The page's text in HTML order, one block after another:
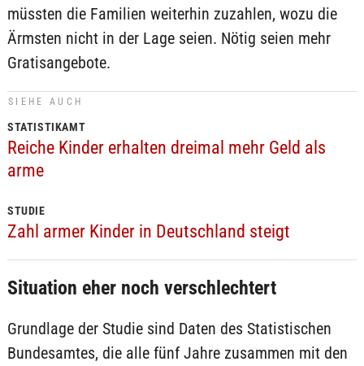
müssten die Familien weiterhin zuzahlen, wozu die
Ärmsten nicht in der Lage seien. Nötig seien mehr
Gratisangebote.
SIEHE AUCH
STATISTIKAMT
Reiche Kinder erhalten dreimal mehr Geld als
arme
STUDIE
Zahl armer Kinder in Deutschland steigt
Situation eher noch verschlechtert
Grundlage der Studie sind Daten des Statistischen
Bundesamtes, die alle fünf Jahre zusammen mit den